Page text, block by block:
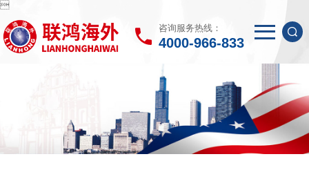

咨询服务热线：
4000-966-833